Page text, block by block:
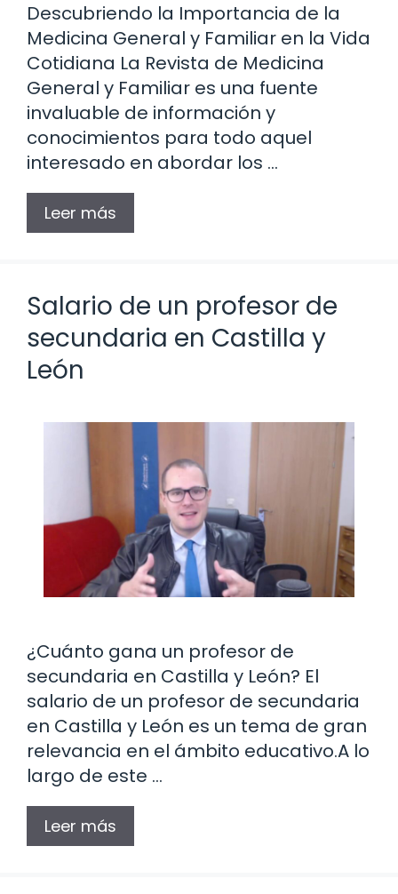
Descubriendo la Importancia de la
Medicina General y Familiar en la Vida
Cotidiana La Revista de Medicina
General y Familiar es una fuente
invaluable de información y
conocimientos para todo aquel
interesado en abordar los …
Leer más
Salario de un profesor de
secundaria en Castilla y
León
¿Cuánto gana un profesor de
secundaria en Castilla y León? El
salario de un profesor de secundaria
en Castilla y León es un tema de gran
relevancia en el ámbito educativo.A lo
largo de este …
Leer más